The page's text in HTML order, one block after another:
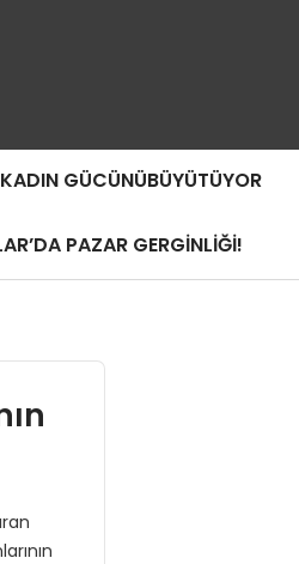
GÜCÜNÜBÜYÜTÜYOR
PAZAR GERGİNLİĞİ!